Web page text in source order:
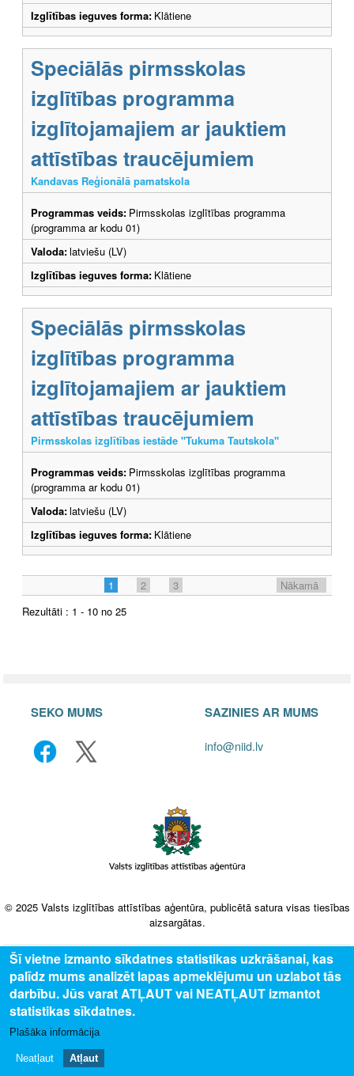
Izglītības ieguves forma: Klātiene
Speciālās pirmsskolas
izglītības programma
izglītojamajiem ar jauktiem
attīstības traucējumiem
Kandavas Reģionālā pamatskola
Programmas veids: Pirmsskolas izglītības programma
(programma ar kodu 01)
Valoda:latviešu (LV)
Izglītības ieguves forma: Klātiene
Speciālās pirmsskolas
izglītības programma
izglītojamajiem ar jauktiem
attīstības traucējumiem
Pirmsskolas izglītības iestāde "Tukuma Tautskola"
Programmas veids: Pirmsskolas izglītības programma
(programma ar kodu 01)
Valoda:latviešu (LV)
Izglītības ieguves forma: Klātiene
1 2 3
Nākamā
Rezultāti : 1 - 10 no 25
SEKO MUMS SAZINIES AR MUMS
info@niid.lv
© 2025 Valsts izglītības attīstības aģentūra, publicētā satura visas tiesības
aizsargātas.
Šī vietne izmanto sīkdatnes statistikas uzkrāšanai, kas
palīdz mums analizēt lapas apmeklējumu un uzlabot tās
darbību. Jūs varat ATĻAUT vai NEATĻAUT izmantot
statistikas sīkdatnes.
Plašāka informācija
Neatļaut Atļaut